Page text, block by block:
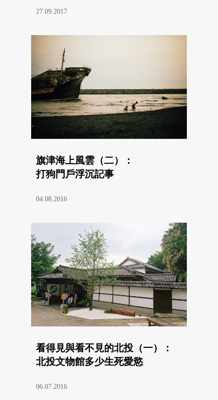
27.09.2017
旗津海上風雲（二）：
打狗門戶浮沉記事
04.08.2016
看得見與看不見的北投（一）：
北投文物館多少生死愛慾
06.07.2016